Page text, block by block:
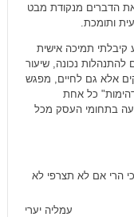
הדברים מנקודת מבט
ותומכת.
תמיכה אישית
להתנהלות נכונה, שיעור
אלא גם לחיים, מפגש
כל אחת
בתחומי העסק מכל
הרי אם לא תצרפי לא
עמליה יערי